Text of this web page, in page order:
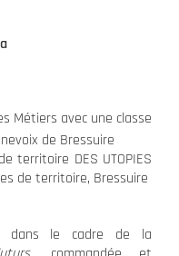
Métiers avec une classe
de Bressuire
territoire DES UTOPIES
de territoire, Bressuire
dans le cadre de la